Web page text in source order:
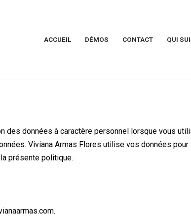
ACCUEIL DÉMOS CONTACT QUI
données à caractère personnel lorsque vous
Viviana Armas Flores utilise vos données
présente politique.